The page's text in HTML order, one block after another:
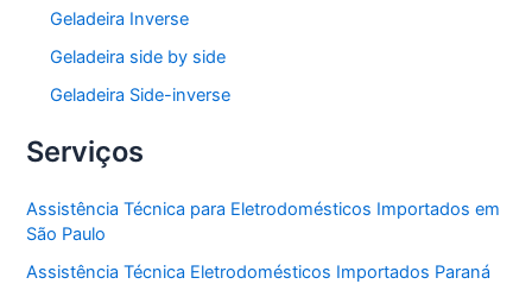
Geladeira Inverse
Geladeira side by side
Geladeira Side-inverse
Serviços
Assistência Técnica para Eletrodomésticos Importados em
São Paulo
Assistência Técnica Eletrodomésticos Importados Paraná